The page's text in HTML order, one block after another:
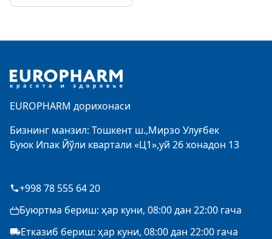
EUROPHARM дорихонаси
Бизнинг манзил: Тошкент ш.,Мирзо Улуғбек
Буюк Ипак Йўли квартали «Ц1»,уй 26 хонадон 13
+998 78 555 64 20
Буюртма бериш: ҳар куни, 08:00 дан 22:00 гача
Етказиб бериш: ҳар куни, 08:00 дан 22:00 гача